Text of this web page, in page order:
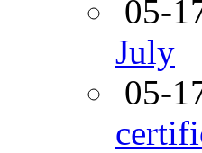
05-
July
05-